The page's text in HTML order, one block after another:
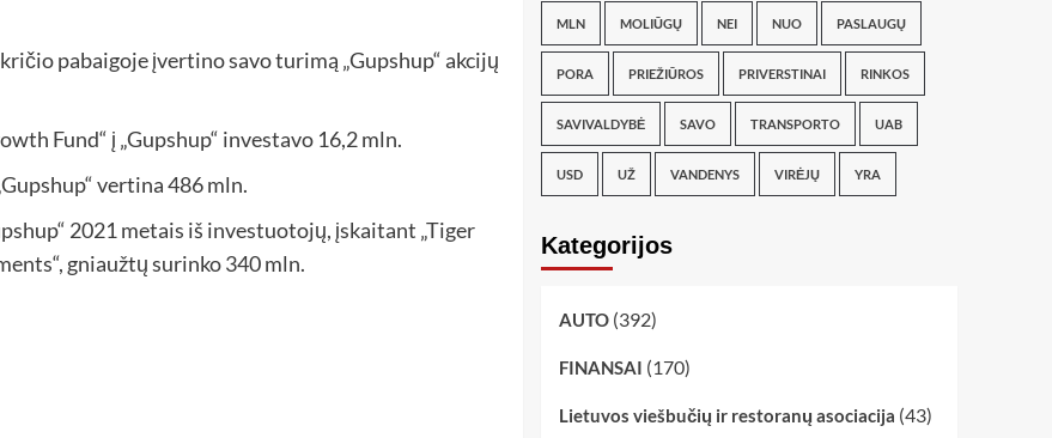
pabaigoje įvertino savo turimą „Gupshup“ akcijų
Fund“ į „Gupshup“ investavo 16,2 mln.
vertina 486 mln.
2021 metais iš investuotojų, įskaitant „Tiger
gniaužtų surinko 340 mln.
MLN MOLIŪGŲ NEI NUO PASLAUGŲ
PORA PRIEŽIŪROS PRIVERSTINAI RINKOS
SAVIVALDYBĖ SAVO TRANSPORTO UAB
USD UŽ VANDENYS VIRĖJŲ YRA
Kategorijos
AUTO(392)
FINANSAI (170)
Lietuvos viešbučių ir restoranų asociacija (43)